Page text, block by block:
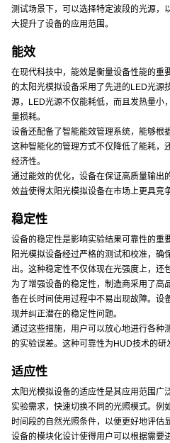
测试场景下，可以选择特定波段的光源，
大提升了设备的应用范围。
能效
在现代科技中，能效是衡量设备性能的重
的太阳光模拟设备采用了先进的LED光源
源，LED光源不仅能耗低，而且发热量小
量损耗。
设备还配备了智能能效管理系统，能够根
这种智能化的管理方式不仅降低了能耗，
经济性。
通过能效的优化，设备在保证高质量输出
效益使得太阳光模拟设备在市场上更具竞
稳定性
设备的稳定性是影响实验结果可靠性的重
阳光模拟设备经过严格的测试和校准，确
出。这种稳定性不仅体现在光强度上，还
为了增强设备的稳定性，制造商采用了高
备在长时间使用过程中不易出现故障。设
现并纠正潜在的稳定性问题。
通过这些措施，用户可以放心地进行各种
的实验误差。这种可靠性为HUD技术的研
适应性
太阳光模拟设备的适应性是其应用范围广
实验需求，快速切换不同的光照模式。例
时间段的自然光照条件，以便更好地评估
设备的模块化设计使得用户可以根据需要